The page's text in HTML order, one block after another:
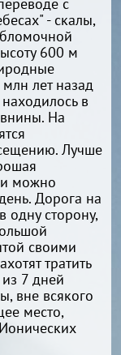
с
- скалы,
600 м
лет назад
в
На
Лучше
и можно
Дорога на
одну сторону,
своими
тратить
7 дней
вне всякого
место,